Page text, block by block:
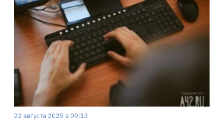
22 августа 2025 в 09:13